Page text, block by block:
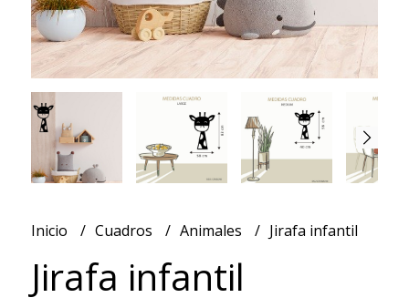
Inicio Cuadros Animales Jirafa infantil
Jirafa infantil